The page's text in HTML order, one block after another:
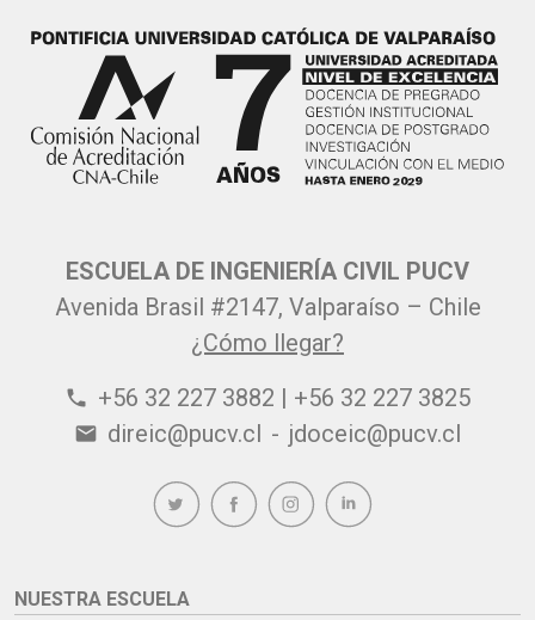
ESCUELA DE INGENIERÍA CIVIL PUCV
Avenida Brasil #2147, Valparaíso – Chile
¿Cómo llegar?
phone +56 32 227 3882 | +56 32 227 3825
email direic@pucv.cl - jdoceic@pucv.cl
NUESTRA ESCUELA